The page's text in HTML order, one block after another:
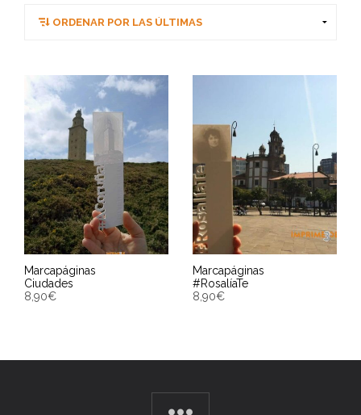
Marcapáginas
Ciudades
8,90€
Entrega Estimada entre
Marcapáginas
#RosalíaTe
8,90€
Entrega Estimada entre